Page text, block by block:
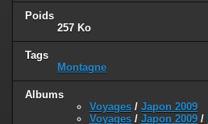
Poids
257 Ko
Tags
Montagne
Albums
Voyages / Japon 2009
Voyages / Japon 2009 /